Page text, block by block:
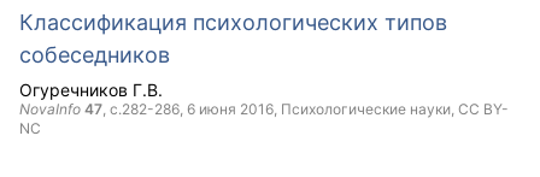
Классификация психологических типов
собеседников
Огуречников Г.В.
NovaInfo 47, с.282-286, 6 июня 2016, Психологические науки, CC BY-
NC